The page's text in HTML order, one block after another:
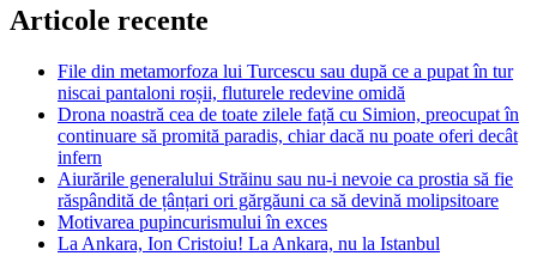
Articole recente
File din metamorfoza lui Turcescu sau după ce a pupat în tur
niscai pantaloni roșii, fluturele redevine omidă
Drona noastră cea de toate zilele față cu Simion, preocupat în
continuare să promită paradis, chiar dacă nu poate oferi decât
infern
Aiurările generalului Străinu sau nu-i nevoie ca prostia să fie
răspândită de țânțari ori gărgăuni ca să devină molipsitoare
Motivarea pupincurismului în exces
La Ankara, Ion Cristoiu! La Ankara, nu la Istanbul